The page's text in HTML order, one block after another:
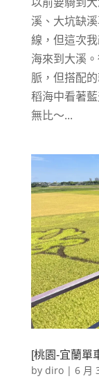
溪、大坑缺
線，但這次
海來到大溪
脈，但搭配
稻海中看著
無比～...
[桃園-宜蘭單
by diro| 6 月